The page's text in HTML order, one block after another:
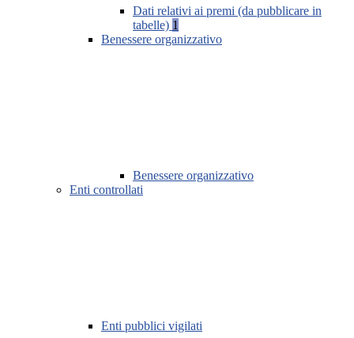
Dati relativi ai premi (da pubblicare in
tabelle) 1
Benessere organizzativo
Benessere organizzativo
Enti controllati
Enti pubblici vigilati